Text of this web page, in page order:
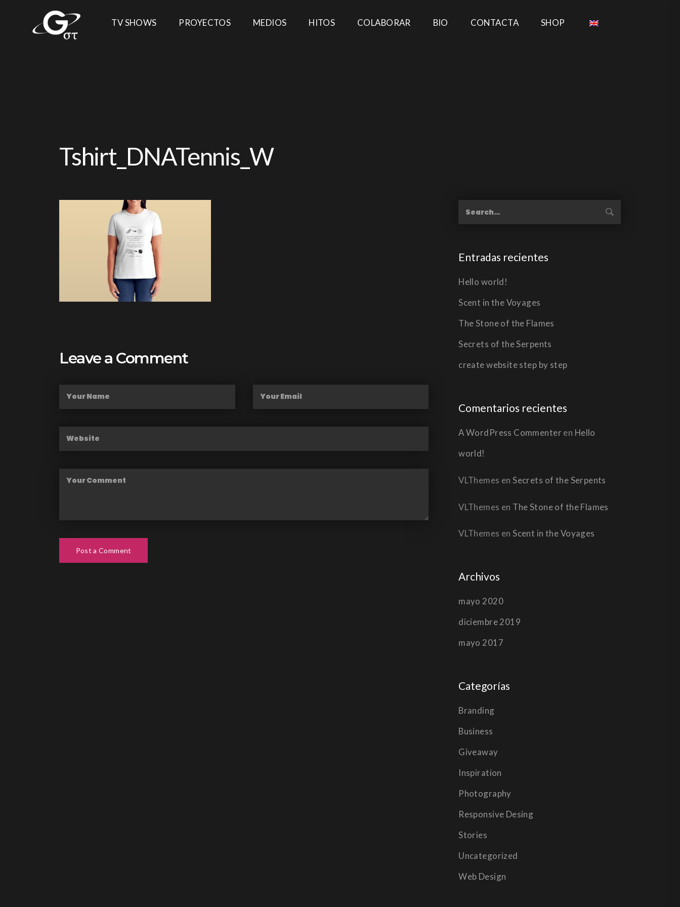
TV SHOWS PROYECTOS MEDIOS HITOS COLABORAR BIO CONTACTA SHOP
Tshirt_DNATennis_W
Leave a Comment
Post a Comment
Entradas recientes
Hello world!
Scent in the Voyages
The Stone of the Flames
Secrets of the Serpents
create website step by step
Comentarios recientes
A WordPress Commenter en Hello
world!
VLThemes enSecrets of the Serpents
VLThemes en The Stone of the Flames
VLThemes enScent in the Voyages
Archivos
mayo 2020
diciembre 2019
mayo 2017
Categorías
Branding
Business
Giveaway
Inspiration
Photography
Responsive Desing
Stories
Uncategorized
Web Design